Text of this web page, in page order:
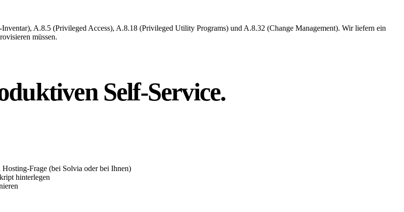
A.8.5 (Privileged Access), A.8.18 (Privileged Utility Programs) und A.8.32 (Change Management). Wir liefern ein
müssen.
Self-Service.
Frage (bei Solvia oder bei Ihnen)
hinterlegen